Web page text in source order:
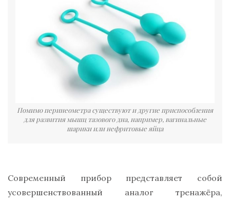
Помимо перинеометра существуют и другие приспособления
для развития мышц тазового дна, например, вагинальные
шарики или нефритовые яйца
Современный прибор представляет собой
усовершенствованный аналог тренажёра,